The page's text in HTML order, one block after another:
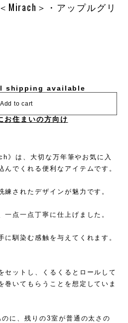
Mirach＞・アップルグリ
shipping available
Add to cart
お住まいの方向け
》は、大切な万年筆やお気に入
んでくれる便利なアイテムです。
練されたデザインが魅力です。
一点一点丁寧に仕上げました。
に馴染む感触を与えてくれます。
セットし、くるくるとロールして
巻いてもらうことを想定していま
に、残りの3室が普通の太さの